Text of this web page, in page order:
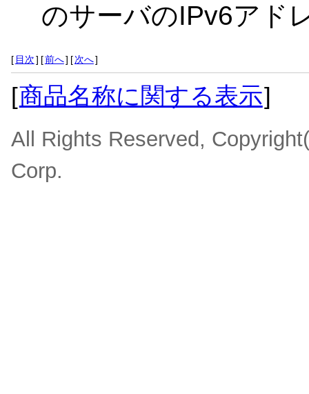
のサーバのIPv6アド
[ 目次] [前へ] [次へ]
[商品名称に関する表示]
All Rights Reserved,
Corp.